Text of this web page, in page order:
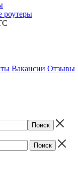
роутеры
Вакансии Отзывы